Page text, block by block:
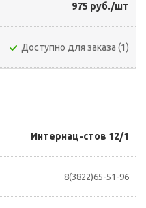
975 руб./шт
Доступно для заказа (1)
Интернац-стов 12/1
8(3822)65-51-96